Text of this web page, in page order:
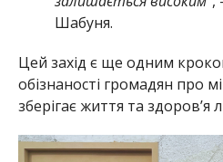
Шабуня.
Цей захід є ще одним
обізнаності громадян про
зберігає життя та здоров’я